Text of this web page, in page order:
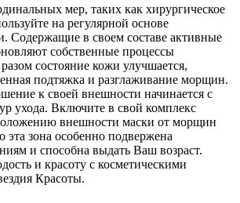
мер, таких как хирургическое
на регулярной основе
Содержащие в своем составе активные
собственные процессы
состояние кожи улучшается,
подтяжка и разглаживание морщин.
к своей внешности начинается с
ухода. Включите в свой комплекс
внешности маски от морщин
эта зона особенно подвержена
и способна выдать Ваш возраст.
и красоту с косметическими
Красоты.